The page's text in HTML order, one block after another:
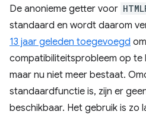
De anonieme getter voor
standaard en wordt daarom
13 jaar geleden toegevoegd
compatibiliteitsprobleem op
maar nu niet meer bestaat.
standaardfunctie is, zijn er
beschikbaar. Het gebruik is zo